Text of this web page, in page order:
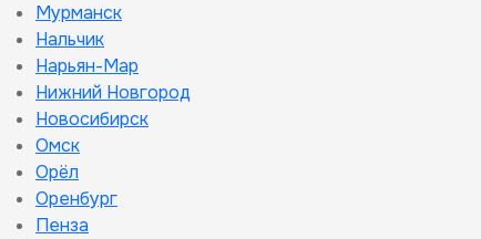
Мурманск
Нальчик
Нарьян-Мар
Нижний Новгород
Новосибирск
Омск
Орёл
Оренбург
Пенза